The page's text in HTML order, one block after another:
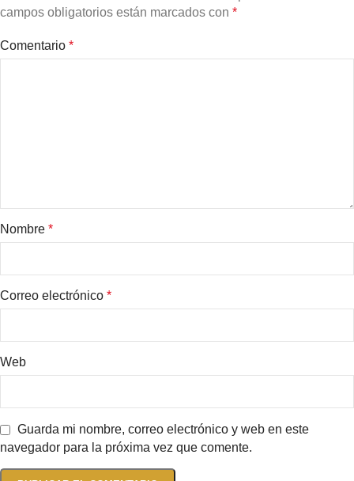
campos obligatorios están marcados con *
Comentario *
Nombre *
Correo electrónico *
Web
Guarda mi nombre, correo electrónico y web en este
navegador para la próxima vez que comente.